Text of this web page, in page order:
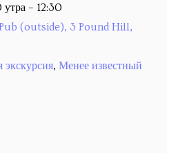
утра – 12:30
(outside), 3 Pound Hill,
экскурсия, Менее известный